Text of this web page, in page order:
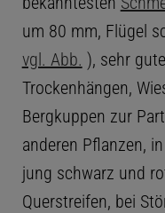
um 80 mm, Flügel
vgl. Abb. ), sehr
Trockenhängen,
Bergkuppen zur
anderen Pflanzen,
jung schwarz und
Querstreifen, bei